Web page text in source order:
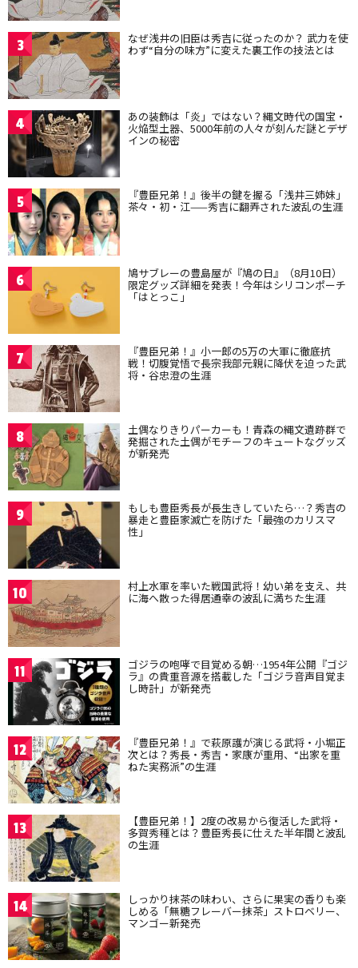
3 なぜ浅井の旧臣は秀吉に従ったのか？ 武力を使
わず“自分の味方”に変えた裏工作の技法とは
4 あの装飾は「炎」ではない？縄文時代の国宝・
火焔型土器、5000年前の人々が刻んだ謎とデザ
インの秘密
5 『豊臣兄弟！』後半の鍵を握る「浅井三姉妹」
茶々・初・江——秀吉に翻弄された波乱の生涯
6 鳩サブレーの豊島屋が『鳩の日』（8月10日）
限定グッズ詳細を発表！今年はシリコンポーチ
「はとっこ」
7 『豊臣兄弟！』小一郎の5万の大軍に徹底抗
戦！切腹覚悟で長宗我部元親に降伏を迫った武
将・谷忠澄の生涯
8 土偶なりきりパーカーも！青森の縄文遺跡群で
発掘された土偶がモチーフのキュートなグッズ
が新発売
9 もしも豊臣秀長が長生きしていたら…？秀吉の
暴走と豊臣家滅亡を防げた「最強のカリスマ
性」
10 村上水軍を率いた戦国武将！幼い弟を支え、共
に海へ散った得居通幸の波乱に満ちた生涯
11 ゴジラの咆哮で目覚める朝…1954年公開『ゴジ
ラ』の貴重音源を搭載した「ゴジラ音声目覚ま
し時計」が新発売
12 『豊臣兄弟！』で萩原護が演じる武将・小堀正
次とは？秀長・秀吉・家康が重用、“出家を重
ねた実務派”の生涯
13 【豊臣兄弟！】2度の改易から復活した武将・
多賀秀種とは？豊臣秀長に仕えた半年間と波乱
の生涯
14 しっかり抹茶の味わい、さらに果実の香りも楽
しめる「無糖フレーバー抹茶」ストロベリー、
マンゴー新発売